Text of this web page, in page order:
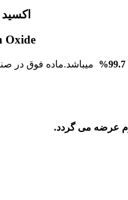
Oxide
میباشد.ماده فوق در